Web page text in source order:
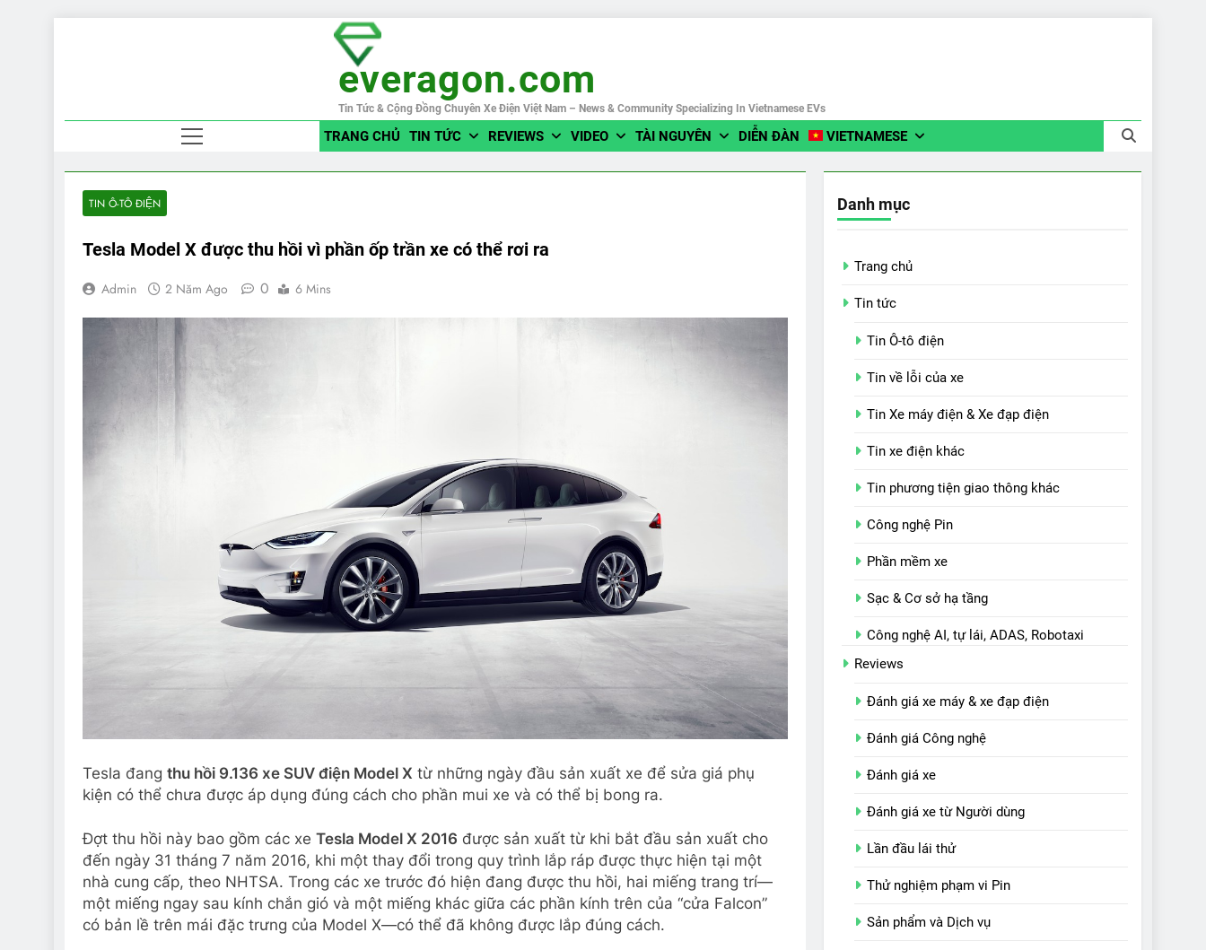
everagon.com
Tin Tức & Cộng Đồng Chuyên Xe Điện Việt Nam – News & Community Specializing In Vietnamese EVs
TRANG CHỦ TIN TỨC REVIEWS VIDEO TÀI NGUYÊN DIỄN ĐÀN VIETNAMESE
TIN Ô-TÔ ĐIỆN
Tesla Model X được thu hồi vì phần ốp trần xe có thể rơi ra
Admin 2 Năm Ago 0 6 Mins
Tesla đang thu hồi 9.136 xe SUV điện Model X từ những ngày đầu sản xuất xe để sửa giá phụ
kiện có thể chưa được áp dụng đúng cách cho phần mui xe và có thể bị bong ra.
Đợt thu hồi này bao gồm các xe Tesla Model X 2016 được sản xuất từ ​​khi bắt đầu sản xuất cho
đến ngày 31 tháng 7 năm 2016, khi một thay đổi trong quy trình lắp ráp được thực hiện tại một
nhà cung cấp, theo NHTSA. Trong các xe trước đó hiện đang được thu hồi, hai miếng trang trí—
một miếng ngay sau kính chắn gió và một miếng khác giữa các phần kính trên của “cửa Falcon”
có bản lề trên mái đặc trưng của Model X—có thể đã không được lắp đúng cách.
Danh mục
Trang chủ
Tin tức
Tin Ô-tô điện
Tin về lỗi của xe
Tin Xe máy điện & Xe đạp điện
Tin xe điện khác
Tin phương tiện giao thông khác
Công nghệ Pin
Phần mềm xe
Sạc & Cơ sở hạ tầng
Công nghệ AI, tự lái, ADAS, Robotaxi
Reviews
Đánh giá xe máy & xe đạp điện
Đánh giá Công nghệ
Đánh giá xe
Đánh giá xe từ Người dùng
Lần đầu lái thử
Thử nghiệm phạm vi Pin
Sản phẩm và Dịch vụ